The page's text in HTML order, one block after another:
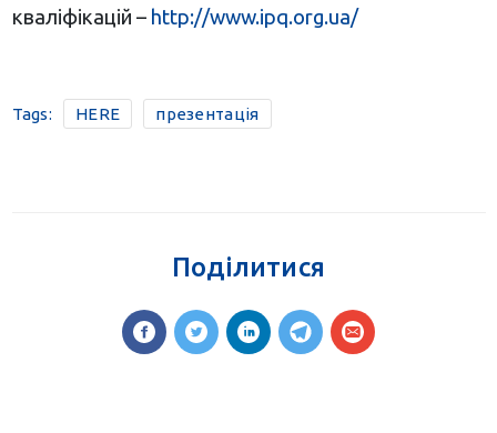
кваліфікацій – http://www.ipq.org.ua/
Tags: HERE презентація
Поділитися